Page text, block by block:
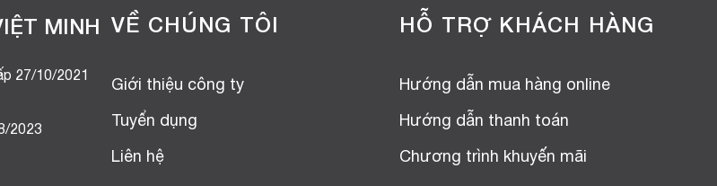
MINH
27/10/2021
2023
VỀ CHÚNG TÔI
Giới thiệu công ty
Tuyển dụng
Liên hệ
HỖ TRỢ KHÁCH HÀNG
Hướng dẫn mua hàng online
Hướng dẫn thanh toán
Chương trình khuyến mãi